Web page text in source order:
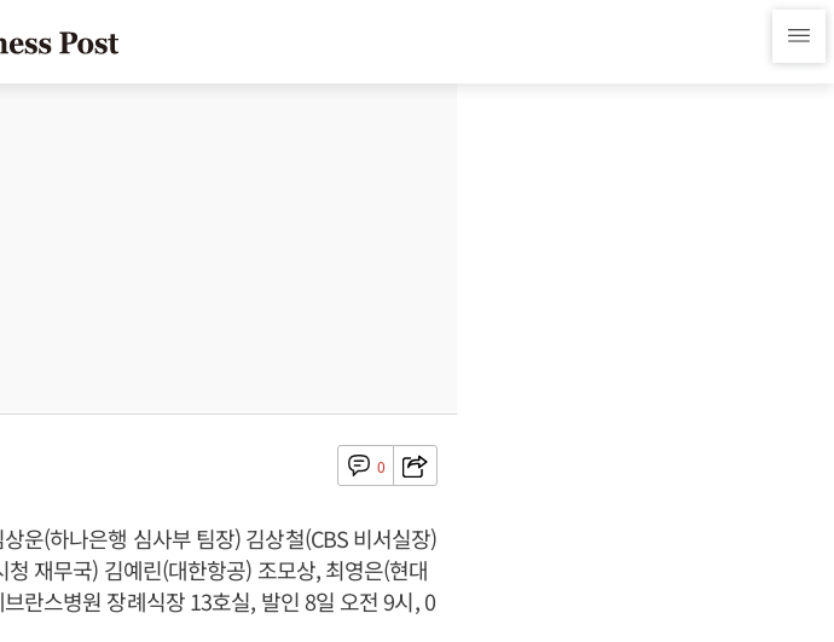
0
운(하나은행 심사부 팀장) 김상철(CBS 비서실장)
재무국) 김예린(대한항공) 조모상, 최영은(현대
란스병원 장례식장 13호실, 발인 8일 오전 9시, 0